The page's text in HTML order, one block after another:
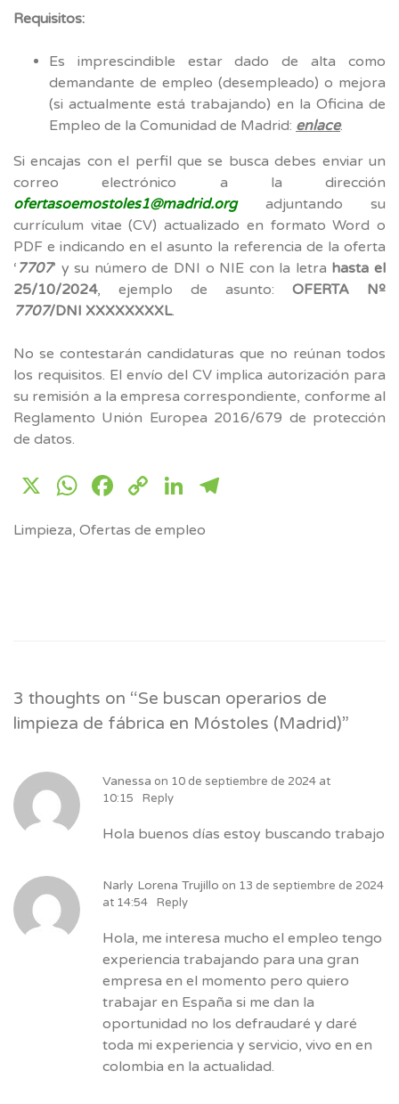
Requisitos:
Es imprescindible estar dado de alta como
demandante de empleo (desempleado) o mejora
(si actualmente está trabajando) en la Oficina de
Empleo de la Comunidad de Madrid: enlace.
Si encajas con el perfil que se busca debes enviar un
correo electrónico a la dirección
ofertasoemostoles1@madrid.orgadjuntando su
currículum vitae (CV) actualizado en formato Word o
PDF e indicando en el asunto la referencia de la oferta
‘ 7707’ y su número de DNI o NIE con la letra hasta el
25/10/2024, ejemplo de asunto: OFERTA Nº
7707/DNI XXXXXXXXL.
No se contestarán candidaturas que no reúnan todos
los requisitos. El envío del CV implica autorización para
su remisión a la empresa correspondiente, conforme al
Reglamento Unión Europea 2016/679 de protección
de datos.
X WhatsApp
Facebook
CopyLinkedIn
Limpieza, Ofertas de empleo
3 thoughts on “Se buscan operarios de
limpieza de fábrica en Móstoles (Madrid)”
Vanessa on 10 de septiembre de 2024 at
10:15
Reply
Hola buenos días estoy buscando trabajo
Narly Lorena Trujillo on 13 de septiembre de 2024
at 14:54
Reply
Hola, me interesa mucho el empleo tengo
experiencia trabajando para una gran
empresa en el momento pero quiero
trabajar en España si me dan la
oportunidad no los defraudaré y daré
toda mi experiencia y servicio, vivo en en
colombia en la actualidad.